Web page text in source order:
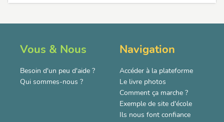
Vous & Nous
Besoin d'un peu d'aide ?
Qui sommes-nous ?
Navigation
Accéder à la plateforme
Le livre photos
Comment ça marche ?
Exemple de site d'école
Ils nous font confiance